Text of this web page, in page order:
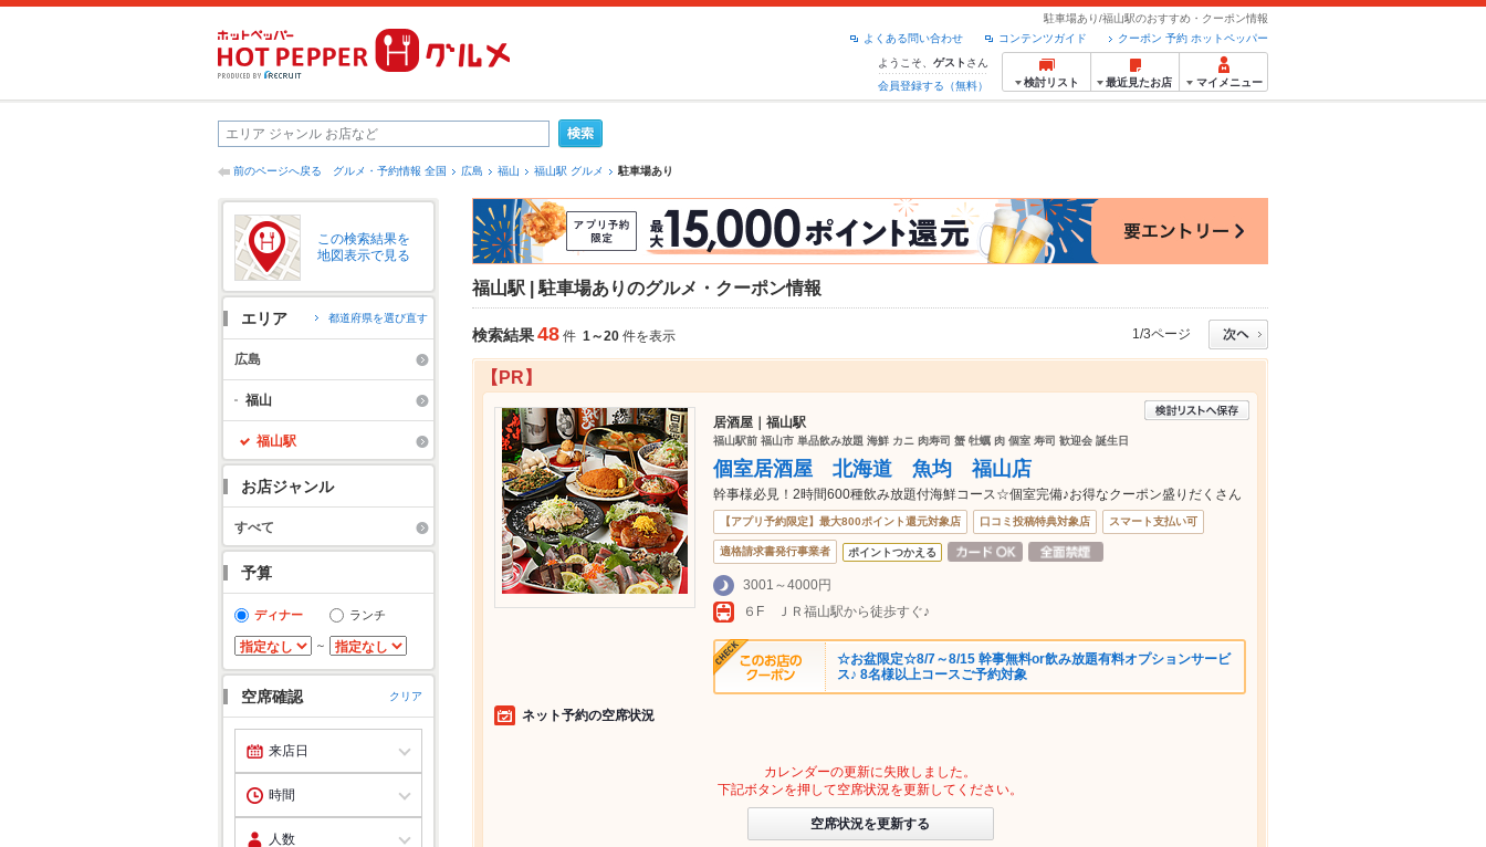
駐車場あり/福山駅のおすすめ・クーポン情報
クーポン 予約 ホットペッパー
コンテンツガイド
よくある問い合わせ
ようこそ、 ゲスト さん
会員登録する（無料）
検討リスト 最近見たお店 マイメニュー
前のページへ戻る グルメ・予約情報 全国 広島 福山 福山駅 グルメ 駐車場あり
この検索結果を
地図表示で見る
エリア 都道府県を選び直す
広島
福山
福山駅
お店ジャンル
すべて
予算
ディナー ランチ
～
空席確認 クリア
福山駅 | 駐車場ありのグルメ・クーポン情報
検索結果48 件 1～20 件を表示 1/3ページ
【PR】
居酒屋｜福山駅
福山駅前 福山市 単品飲み放題 海鮮 カニ 肉寿司 蟹 牡蠣 肉 個室 寿司 歓迎会 誕生日
個室居酒屋 北海道 魚均 福山店
幹事様必見！2時間600種飲み放題付海鮮コース☆個室完備♪お得なクーポン盛りだくさん
【アプリ予約限定】最大800ポイント還元対象店 口コミ投稿特典対象店 スマート支払い可
適格請求書発行事業者 ポイントつかえる
3001～4000円
６F ＪＲ福山駅から徒歩すぐ♪
☆お盆限定☆8/7～8/15 幹事無料or飲み放題有料オプションサービ
ス♪ 8名様以上コースご予約対象
ネット予約の空席状況
カレンダーの更新に失敗しました。
下記ボタンを押して空席状況を更新してください。
空席状況を更新する